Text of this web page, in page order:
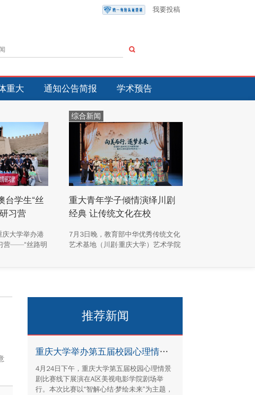
我要投稿
重大 通知公告简报 学术预告
台学生“丝
习营
大学举办港
营——“丝路明
界文化遗产保
综合新闻
重大青年学子倾情演绎川剧
经典 让传统文化在校
7月3日晚，教育部中华优秀传统文化
艺术基地（川剧·重庆大学）艺术学院
主题，推进校园美育与传统文化传承
推荐新闻
重庆大学举办第五届校园心理情景剧比赛
4月24日下午，重庆大学第五届校园心理情景
剧比赛线下展演在A区美视电影学院剧场举
行。本次比赛以“智解心结·梦绘未来”为主题，